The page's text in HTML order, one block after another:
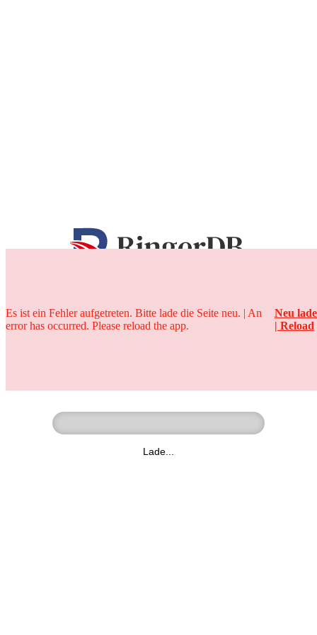
25 Jahre
Lade...
Es ist ein Fehler aufgetreten. Bitte lade die Seite neu. | An
error has occurred. Please reload the app.
Neu
| Reload